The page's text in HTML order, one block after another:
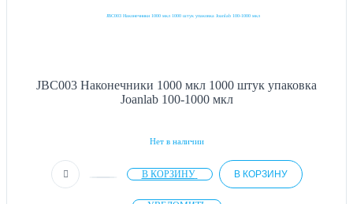
JBC003 Наконечники 1000 мкл 1000 штук упаковка
Joanlab 100-1000 мкл
Нет в наличии
В КОРЗИНУ В КОРЗИНУ